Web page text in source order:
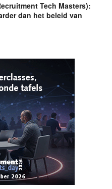
Tech Masters):
dan het beleid van